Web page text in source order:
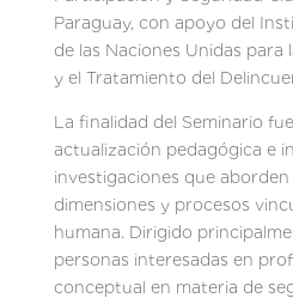
Paraguay, con apoyo del
de las Naciones Unidas para
y el Tratamiento del
La finalidad del Seminario
actualización pedagógica e
investigaciones que
dimensiones y procesos
humana. Dirigido
personas interesadas en
conceptual en materia de